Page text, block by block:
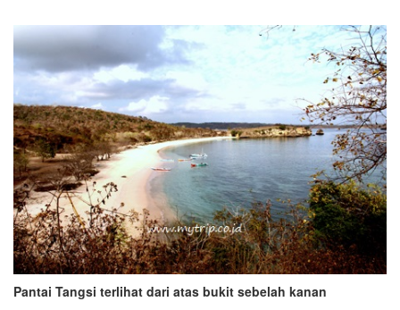
Pantai Tangsi terlihat dari atas bukit sebelah kanan